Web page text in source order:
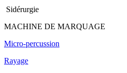
Sidérurgie
MACHINE DE MARQUAGE
Micro-percussion
Rayage